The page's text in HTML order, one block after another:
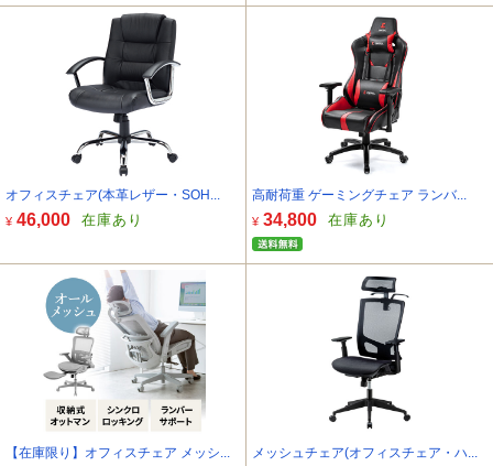
オフィスチェア(本革レザー・SOH...
¥ 46,000 在庫あり
高耐荷重 ゲーミングチェア ランバ...
¥ 34,800 在庫あり
【在庫限り】オフィスチェア メッシ... メッシュチェア(オフィスチェア・ハ...